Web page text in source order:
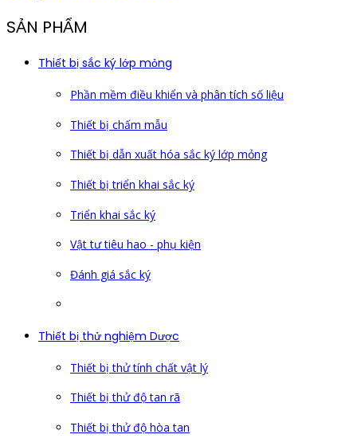
SẢN PHẨM
Thiết bị sắc ký lớp mỏng
Phần mềm điều khiển và phân tích số liệu
Thiết bị chấm mẫu
Thiết bị dẫn xuất hóa sắc ký lớp mỏng
Thiết bị triển khai sắc ký
Triển khai sắc ký
Vật tư tiêu hao - phụ kiện
Đánh giá sắc ký
Thiết bị thử nghiệm Dược
Thiết bị thử tính chất vật lý
Thiết bị thử độ tan rã
Thiết bị thử độ hòa tan